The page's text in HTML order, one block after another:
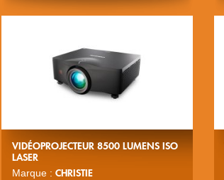
VIDÉOPROJECTEUR 8500 LUMENS ISO
LASER
Marque : CHRISTIE